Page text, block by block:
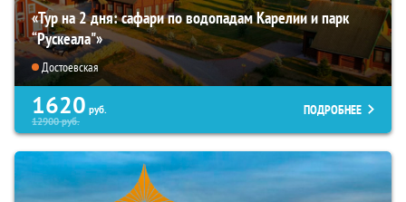
«Тур на 2 дня: сафари по водопадам Карелии и парк
“Рускеала"»
Достоевская
1620 руб.
12900руб.
ПОДРОБНЕЕ